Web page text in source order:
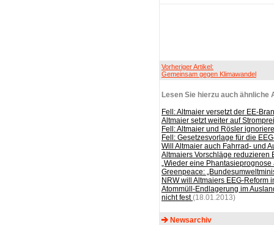
Vorheriger Artikel:
Gemeinsam gegen Klimawandel
Lesen Sie hierzu auch ähnliche
Fell: Altmaier versetzt der EE-
Altmaier setzt weiter auf
Fell: Altmaier und Rösler
Fell: Gesetzesvorlage für die
Will Altmaier auch Fahrrad- und
Altmaiers Vorschläge reduzieren
„Wieder eine
Greenpeace:
NRW will Altmaiers EEG-Reform
Atommüll-Endlagerung im
nicht fest(18.01.2013)
Newsarchiv